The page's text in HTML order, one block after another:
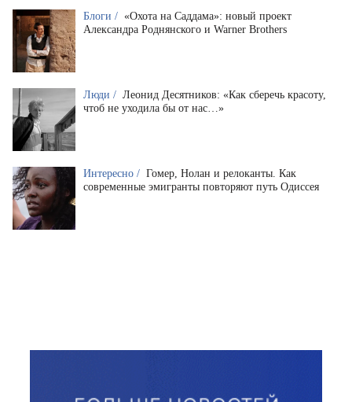
Блоги / «Охота на Саддама»: новый проект
Александра Роднянского и Warner Brothers
Люди / Леонид Десятников: «Как сберечь красоту,
чтоб не уходила бы от нас…»
Интересно / Гомер, Нолан и релоканты. Как
современные эмигранты повторяют путь Одиссея